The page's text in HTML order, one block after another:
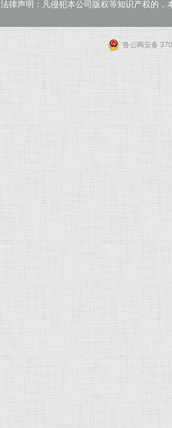
法律声明：凡侵犯本公司版权等知识产权的，
鲁公网安备